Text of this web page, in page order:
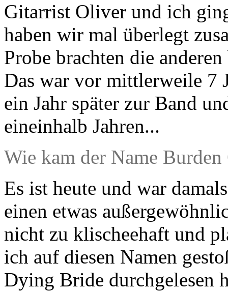
Gitarrist Oliver und ich
haben wir mal überlegt
Probe brachten die
Das war vor mittlerweile 7
ein Jahr später zur Band
eineinhalb Jahren...
Wie kam der Name
Es ist heute und war
einen etwas
nicht zu klischeehaft und
ich auf diesen Namen
Dying Bride durchgelesen